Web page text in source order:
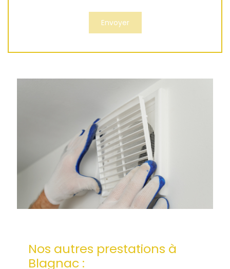
Nos autres prestations à
Blagnac :